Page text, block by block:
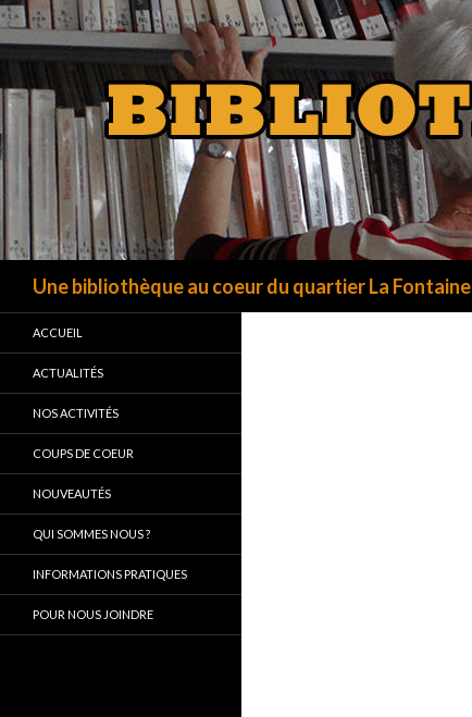
Une bibliothèque au coeur du quartier La Fontaine
ACCUEIL
ACTUALITÉS
NOS ACTIVITÉS
COUPS DE COEUR
NOUVEAUTÉS
QUI SOMMES NOUS ?
INFORMATIONS PRATIQUES
POUR NOUS JOINDRE